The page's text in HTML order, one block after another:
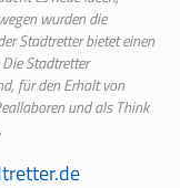
wurden die
Stadtretter bietet einen
Stadtretter
für den Erhalt von
und als Think